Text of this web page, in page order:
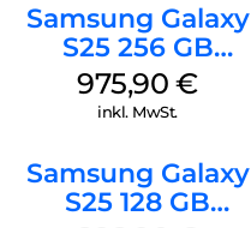
Samsung Galaxy
S25 256 GB
Icyblue
975,90€
inkl. MwSt.
Samsung Galaxy
S25 128 GB